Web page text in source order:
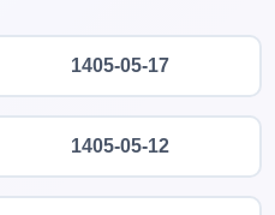
1405-05-17
1405-05-12